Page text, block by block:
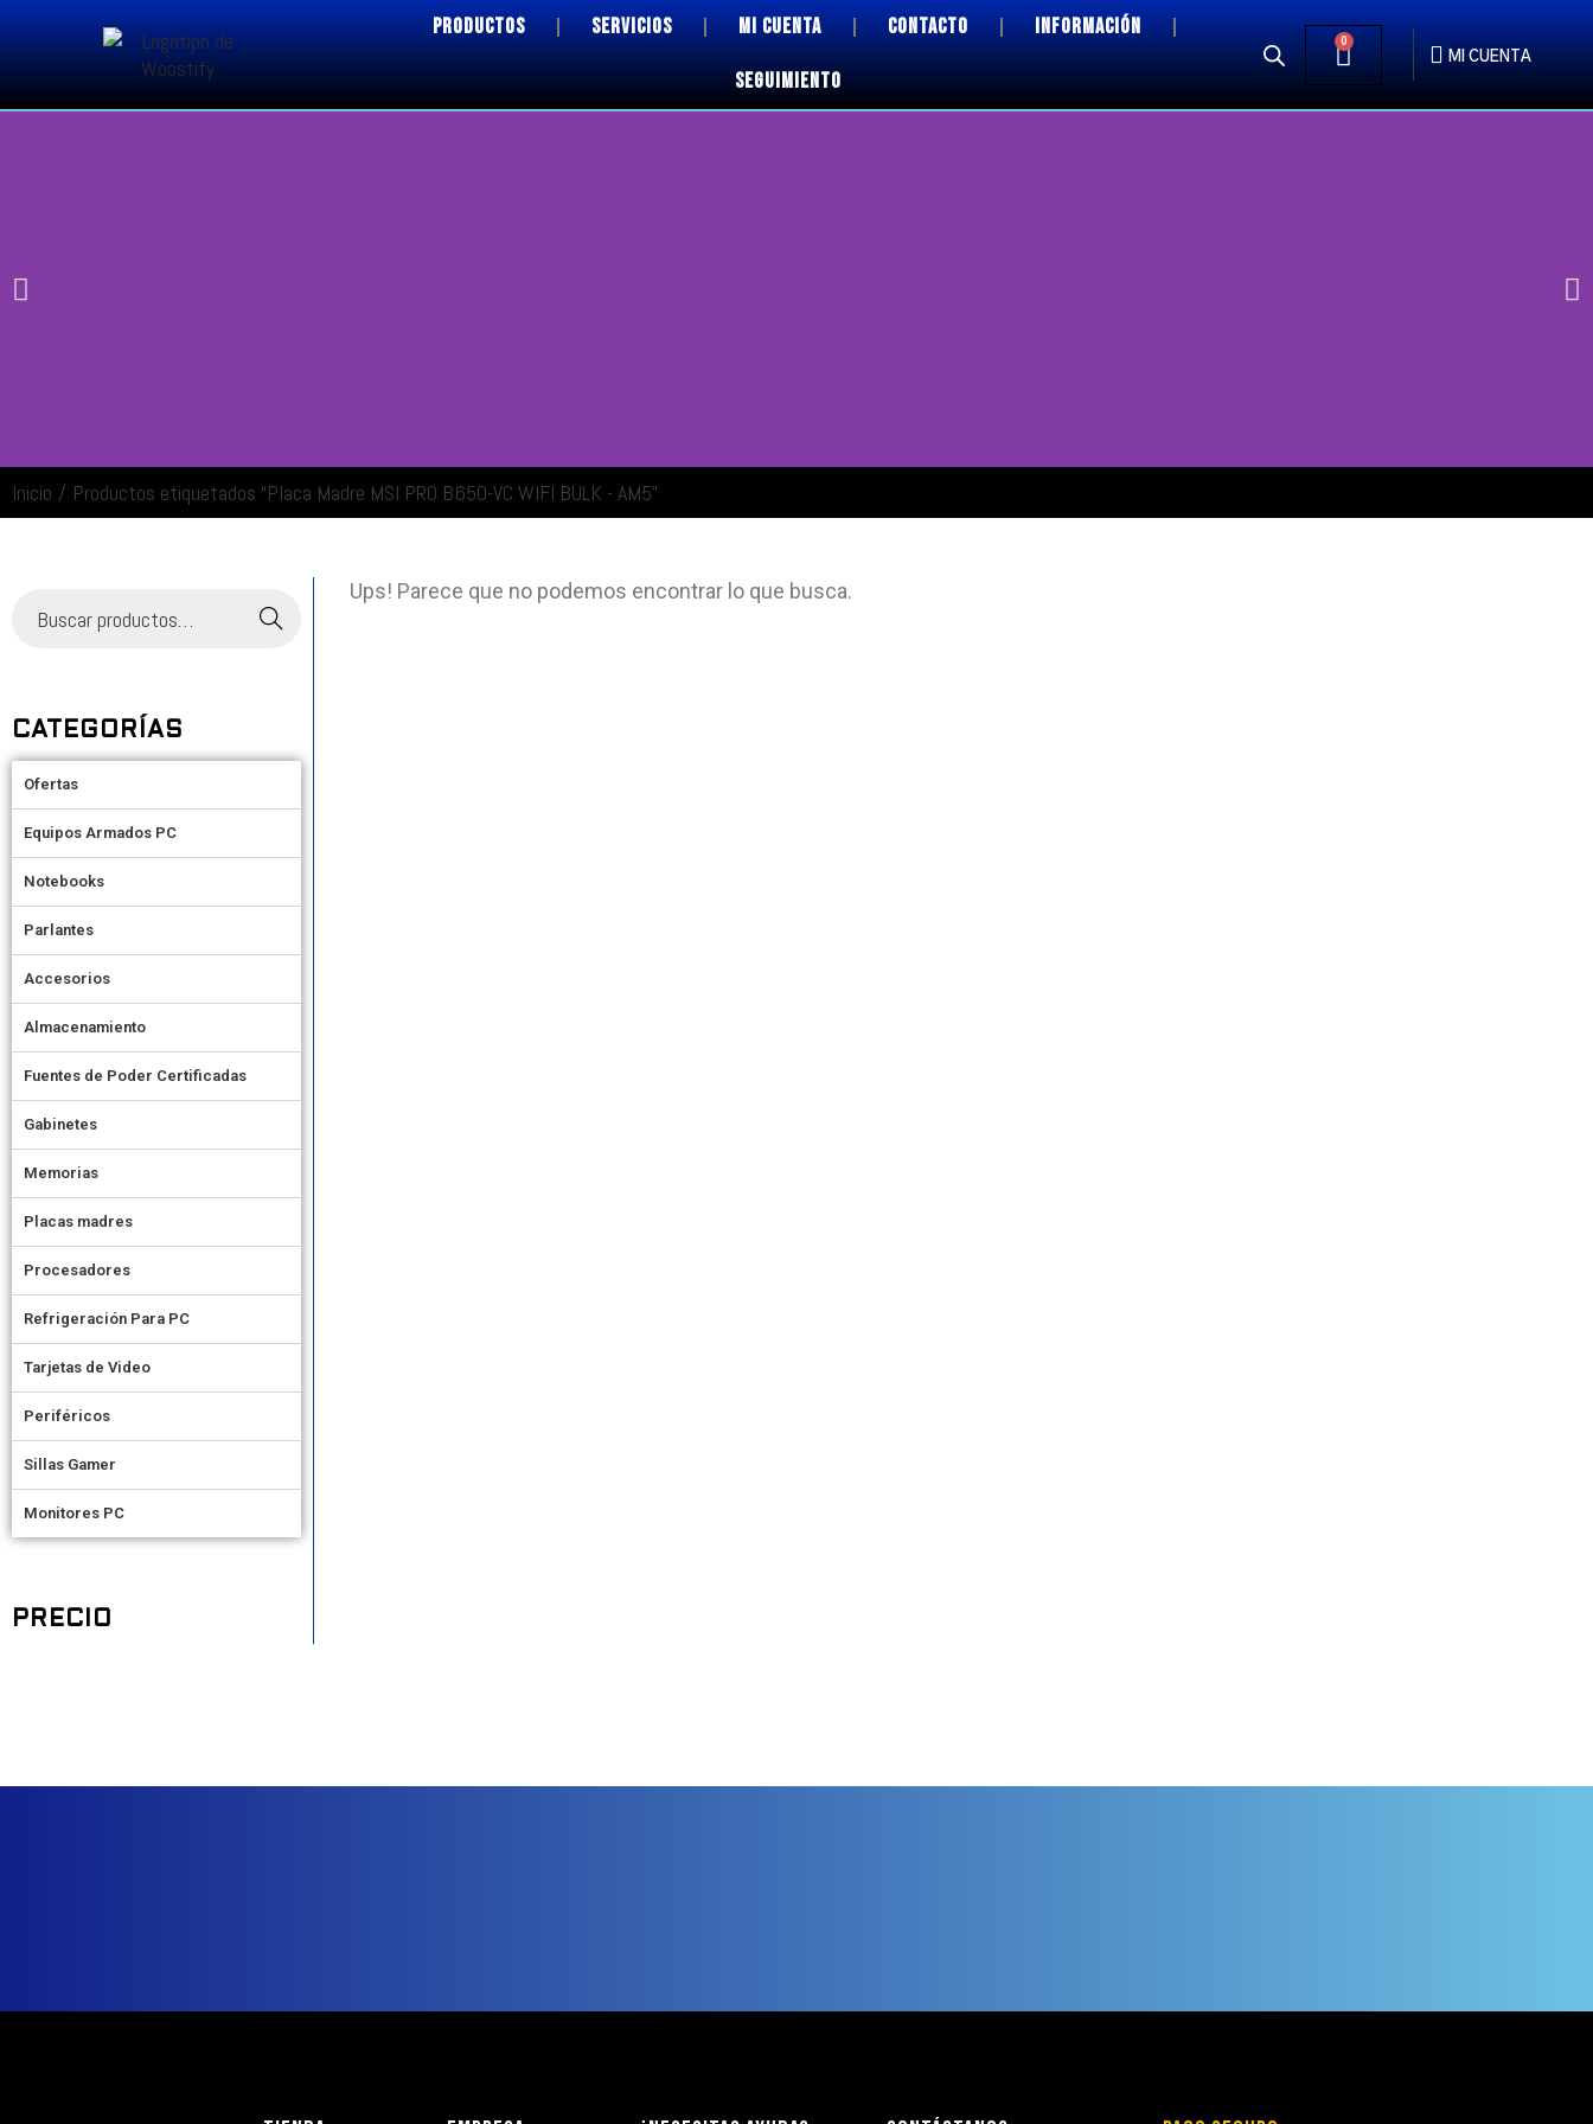
PRODUCTOS SERVICIOS MI CUENTA CONTACTO INFORMACIÓN
SEGUIMIENTO
0
MI CUENTA
ENTRAR
Inicio / Productos etiquetados “Placa Madre MSI PRO B650-VC WIFI BULK - AM5”
Buscar
CATEGORÍAS
Ofertas
Equipos Armados PC
Notebooks
Parlantes
Accesorios
Almacenamiento
Fuentes de Poder Certificadas
Gabinetes
Memorias
Placas madres
Procesadores
Refrigeración Para PC
Tarjetas de Video
Periféricos
Sillas Gamer
Monitores PC
PRECIO
Ups! Parece que no podemos encontrar lo que busca.